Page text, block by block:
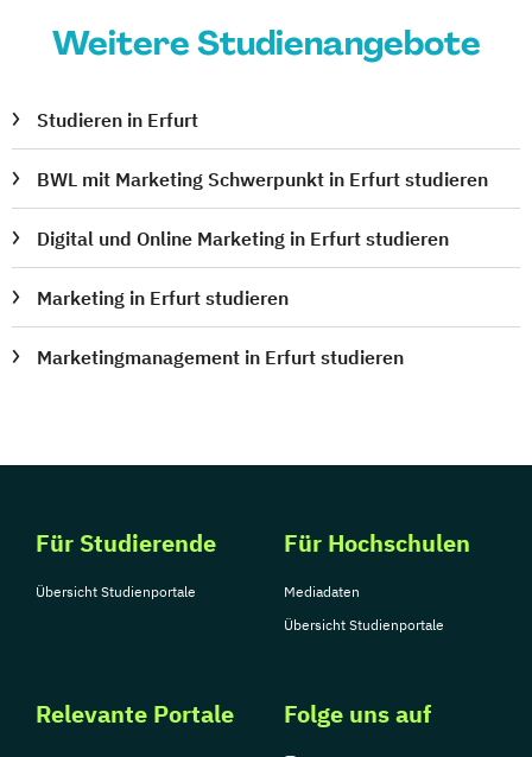
Weitere Studienangebote
Studieren in Erfurt
BWL mit Marketing Schwerpunkt in Erfurt studieren
Digital und Online Marketing in Erfurt studieren
Marketing in Erfurt studieren
Marketingmanagement in Erfurt studieren
Für Studierende
Übersicht Studienportale
Für Hochschulen
Mediadaten
Übersicht Studienportale
Relevante Portale Folge uns auf